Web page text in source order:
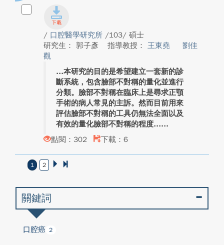
/ 口腔醫學研究所 /103/ 碩士
研究生： 郭子彥
指導教授： 王東堯
劉佳
觀
本研究的目的是希望建立一套新的診
斷系統，包含臉部不對稱的量化並進行
分類。臉部不對稱在臨床上是尋求正顎
手術的病人常見的主訴。然而目前用來
評估臉部不對稱的工具仍無法全面以及
有效的量化臉部不對稱的程度...
點閱：302
下載：6
1 2
關鍵詞
口腔癌 2